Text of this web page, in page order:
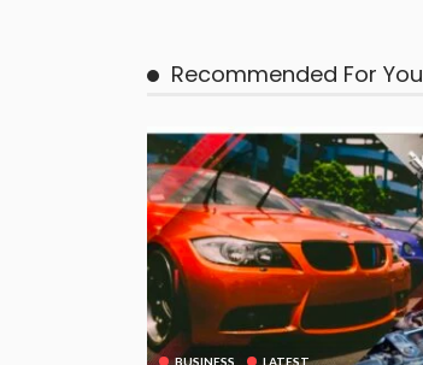
Recommended For You
BUSINESS LATEST